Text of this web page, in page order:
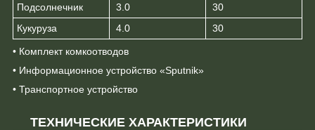
Подсолнечник 3.0
30
Кукуруза
4.0 30
• Комплект комкоотводов
• Информационное устройство «Sputnik»
• Транспортное устройство
ТЕХНИЧЕСКИЕ ХАРАКТЕРИСТИКИ